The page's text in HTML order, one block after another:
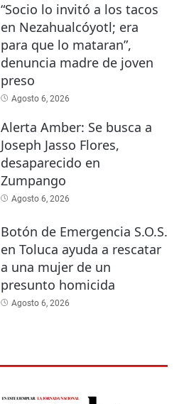
“Socio lo invitó a los tacos
en Nezahualcóyotl; era
para que lo mataran”,
denuncia madre de joven
preso
Agosto 6, 2026
Alerta Amber: Se busca a
Joseph Jasso Flores,
desaparecido en
Zumpango
Agosto 6, 2026
Botón de Emergencia S.O.S.
en Toluca ayuda a rescatar
a una mujer de un
presunto homicida
Agosto 6, 2026